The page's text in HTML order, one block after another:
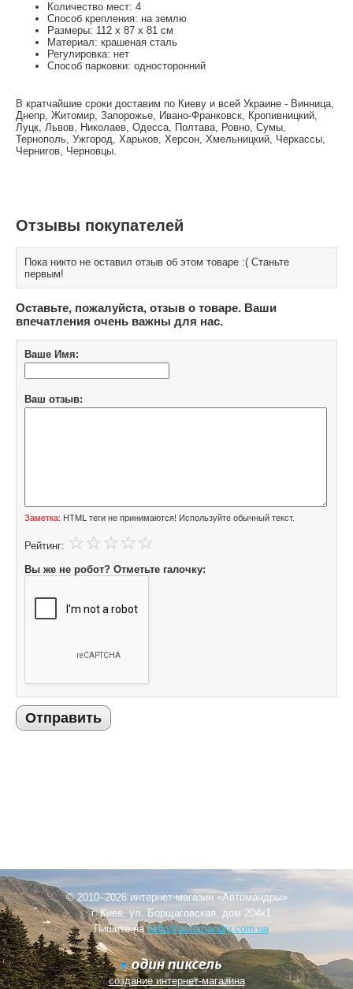
Количество мест: 4
Способ крепления: на землю
Размеры: 112 х 87 х 81 см
Материал: крашеная сталь
Регулировка: нет
Способ парковки: односторонний
В кратчайшие сроки доставим по Киеву и всей Украине - Винница,
Днепр, Житомир, Запорожье, Ивано-Франковск, Кропивницкий,
Луцк, Львов, Николаев, Одесса, Полтава, Ровно, Сумы,
Тернополь, Ужгород, Харьков, Херсон, Хмельницкий, Черкассы,
Чернигов, Черновцы.
Отзывы покупателей
Пока никто не оставил отзыв об этом товаре :( Станьте
первым!
Оставьте, пожалуйста, отзыв о товаре. Ваши
впечатления очень важны для нас.
Ваше Имя:
Ваш отзыв:
Заметка: HTML теги не принимаются! Используйте обычный текст.
Рейтинг:
Вы же не робот? Отметьте галочку:
Отправить
© 2010–2026 интернет-магазин «Автомандры»
г. Киев, ул. Борщаговская, дом 204к1
Пишите наhello@automandry.com.ua
создание интернет-магазина